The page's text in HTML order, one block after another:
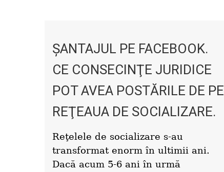
ŞANTAJUL PE FACEBOOK.
CE CONSECINŢE JURIDICE
POT AVEA POSTĂRILE DE PE
REŢEAUA DE SOCIALIZARE.
Reţelele de socializare s-au
transformat enorm în ultimii ani.
Dacă acum 5-6 ani în urmă